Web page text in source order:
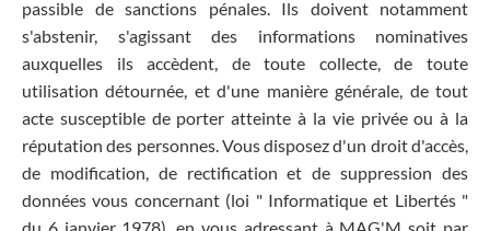
passible de sanctions pénales. Ils doivent notamment
s'abstenir, s'agissant des informations nominatives
auxquelles ils accèdent, de toute collecte, de toute
utilisation détournée, et d'une manière générale, de tout
acte susceptible de porter atteinte à la vie privée ou à la
réputation des personnes. Vous disposez d'un droit d'accès,
de modification, de rectification et de suppression des
données vous concernant (loi " Informatique et Libertés "
du 6 janvier 1978), en vous adressant à MAG'M soit par